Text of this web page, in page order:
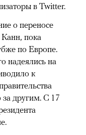
в Twitter.
о переносе
Канн, пока
по Европе.
надеялись на
к
за другим. С 17